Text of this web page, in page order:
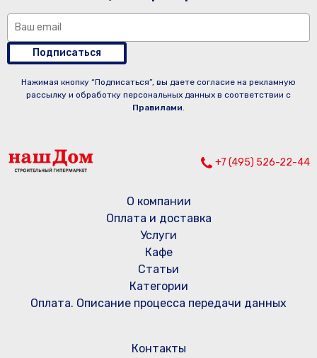
Подписаться
Нажимая кнопку “Подписаться”, вы даете согласие на рекламную
рассылку и обработку персональных данных в соответствии с
Правилами.
+7 (495) 526-22-44
О компании
Оплата и доставка
Услуги
Кафе
Статьи
Категории
Оплата. Описание процесса передачи данных
Контакты